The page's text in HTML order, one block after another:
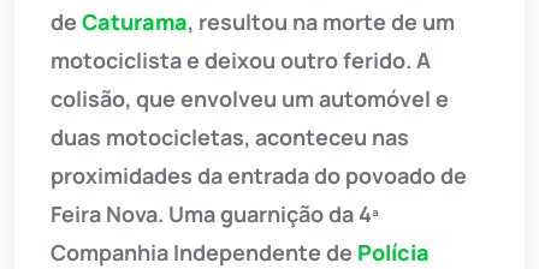
de Caturama, resultou na morte de um
motociclista e deixou outro ferido. A
colisão, que envolveu um automóvel e
duas motocicletas, aconteceu nas
proximidades da entrada do povoado de
Feira Nova. Uma guarnição da 4ª
Companhia Independente de Polícia